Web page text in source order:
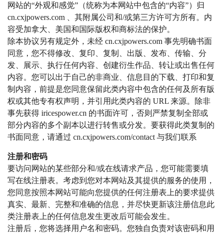
网站的“外观和感觉”（统称为本网站中包含的“内容”）归
cn.cxjpowers.com 、其附属公司和/或第三方许可方所有。内
容受加拿大、美国和国际版权和商标法的保护。
除本协议另有规定外，未经 cn.cxjpowers.com 事先明确书面
同意，您不得修改、复印、复制、出版、发布、传输、分
发、展示、执行任何内容、创建衍生作品、转让或出售任何
内容。您可以出于自己的非商业、信息目的下载、打印和复
制内容，前提是您同意保留此类内容中包含的任何及所有版
权或其他专有权声明，并引用此类内容的 URL 来源。除非
事先获得 iricespower.cn 的书面许可，否则严禁复制全部或
部分内容的多个副本以进行转售或分发。要获得此类复制的
书面同意，请通过 cn.cxjpowers.com/contact 与我们联系
注册和密码
要访问网站的某些部分和/或在线请求产品，您可能需要填
写在线注册表。 考虑到您对本网站及其提供的服务的使用，
您同意按照本网站可能向您提供的任何注册表上的要求提供
真实、最新、完整和准确的信息，并尽快更新该注册信息此
类注册表上的任何信息发生更改后可能会发生。
注册后，您将选择用户名和密码。您独自负责对该密码和用